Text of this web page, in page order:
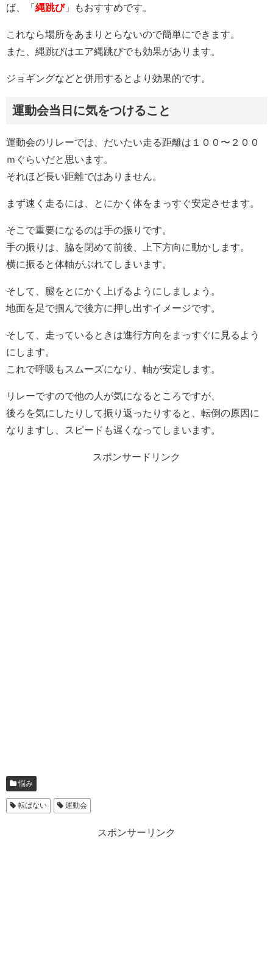
ば、「 縄跳び」もおすすめです。
これなら場所をあまりとらないので簡単にできます。
また、縄跳びはエア縄跳びでも効果があります。
ジョギングなどと併用するとより効果的です。
運動会当日に気をつけること
運動会のリレーでは、だいたい走る距離は１００〜２００
ｍぐらいだと思います。
それほど長い距離ではありません。
まず速く走るには、とにかく体をまっすぐ安定させます。
そこで重要になるのは手の振りです。
手の振りは、脇を閉めて前後、上下方向に動かします。
横に振ると体軸がぶれてしまいます。
そして、腿をとにかく上げるようにしましょう。
地面を足で掴んで後方に押し出すイメージです。
そして、走っているときは進行方向をまっすぐに見るよう
にします。
これで呼吸もスムーズになり、軸が安定します。
リレーですので他の人が気になるところですが、
後ろを気にしたりして振り返ったりすると、転倒の原因に
なりますし、スピードも遅くなってしまいます。
スポンサードリンク
悩み
転ばない 運動会
スポンサーリンク